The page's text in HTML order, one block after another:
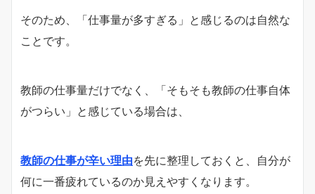
そのため、「仕事量が多すぎる」と感じるのは自然な
ことです。
教師の仕事量だけでなく、「そもそも教師の仕事自体
がつらい」と感じている場合は、
教師の仕事が辛い理由を先に整理しておくと、自分が
何に一番疲れているのか見えやすくなります。